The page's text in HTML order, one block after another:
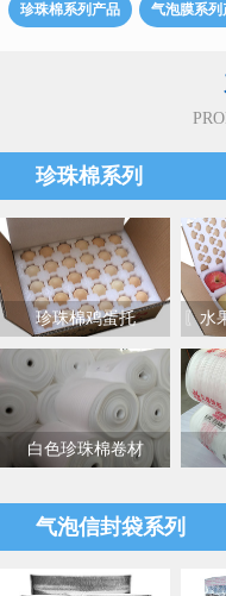
珍珠棉系列产品 气泡膜系列
珍珠棉系列
珍珠棉鸡蛋托
〖
白色珍珠棉卷材
气泡信封袋系列